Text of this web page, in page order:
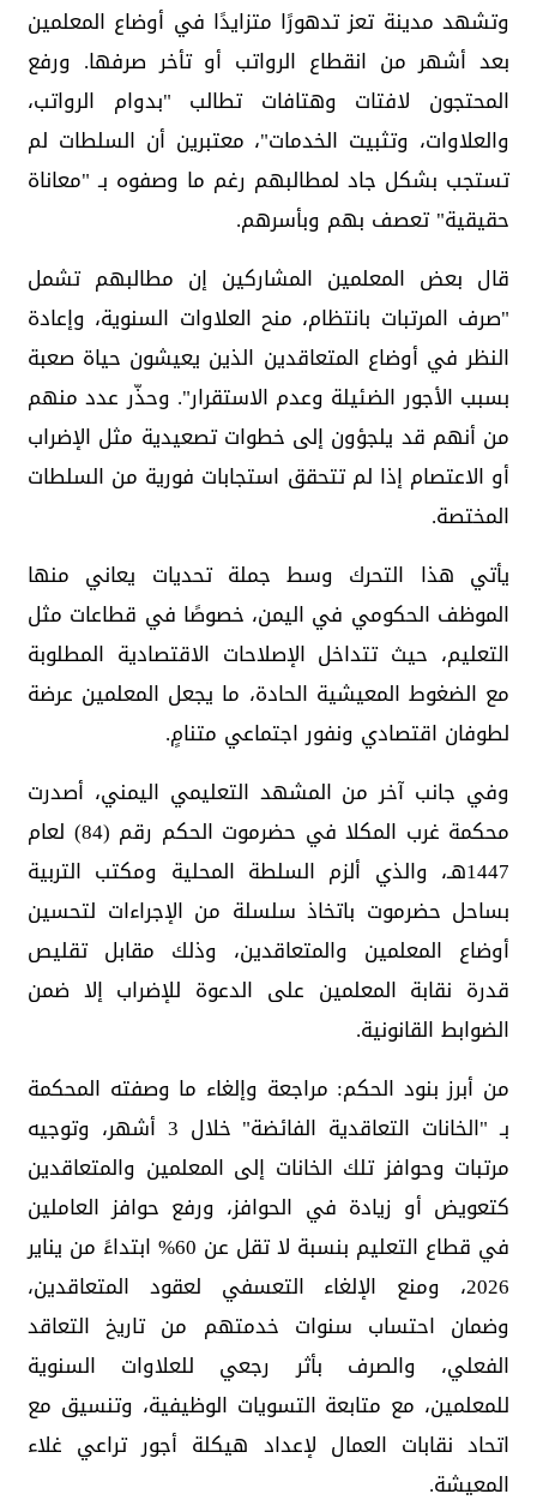
وتشهد مدينة تعز تدهورًا متزايدًا في أوضاع المعلمين
بعد أشهر من انقطاع الرواتب أو تأخر صرفها. ورفع
المحتجون لافتات وهتافات تطالب "بدوام الرواتب،
والعلاوات، وتثبيت الخدمات"، معتبرين أن السلطات لم
تستجب بشكل جاد لمطالبهم رغم ما وصفوه بـ "معاناة
حقيقية" تعصف بهم وبأسرهم.
قال بعض المعلمين المشاركين إن مطالبهم تشمل
"صرف المرتبات بانتظام، منح العلاوات السنوية، وإعادة
النظر في أوضاع المتعاقدين الذين يعيشون حياة صعبة
بسبب الأجور الضئيلة وعدم الاستقرار". وحذّر عدد منهم
من أنهم قد يلجؤون إلى خطوات تصعيدية مثل الإضراب
أو الاعتصام إذا لم تتحقق استجابات فورية من السلطات
المختصة.
يأتي هذا التحرك وسط جملة تحديات يعاني منها
الموظف الحكومي في اليمن، خصوصًا في قطاعات مثل
التعليم، حيث تتداخل الإصلاحات الاقتصادية المطلوبة
مع الضغوط المعيشية الحادة، ما يجعل المعلمين عرضة
لطوفان اقتصادي ونفور اجتماعي متنامٍ.
وفي جانب آخر من المشهد التعليمي اليمني، أصدرت
محكمة غرب المكلا في حضرموت الحكم رقم (84) لعام
1447هـ، والذي ألزم السلطة المحلية ومكتب التربية
بساحل حضرموت باتخاذ سلسلة من الإجراءات لتحسين
أوضاع المعلمين والمتعاقدين، وذلك مقابل تقليص
قدرة نقابة المعلمين على الدعوة للإضراب إلا ضمن
الضوابط القانونية.
من أبرز بنود الحكم: مراجعة وإلغاء ما وصفته المحكمة
بـ "الخانات التعاقدية الفائضة" خلال 3 أشهر، وتوجيه
مرتبات وحوافز تلك الخانات إلى المعلمين والمتعاقدين
كتعويض أو زيادة في الحوافز، ورفع حوافز العاملين
في قطاع التعليم بنسبة لا تقل عن 60% ابتداءً من يناير
2026، ومنع الإلغاء التعسفي لعقود المتعاقدين،
وضمان احتساب سنوات خدمتهم من تاريخ التعاقد
الفعلي، والصرف بأثر رجعي للعلاوات السنوية
للمعلمين، مع متابعة التسويات الوظيفية، وتنسيق مع
اتحاد نقابات العمال لإعداد هيكلة أجور تراعي غلاء
المعيشة.